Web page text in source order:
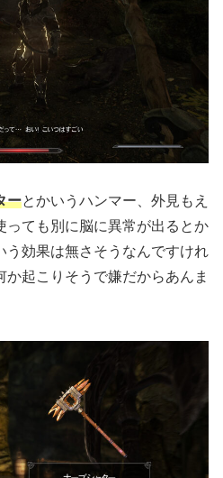
ーとかいうハンマー、外見もえ
っても別に脳に異常が出るとか
う効果は無さそうなんですけれ
か起こりそうで嫌だからあんま